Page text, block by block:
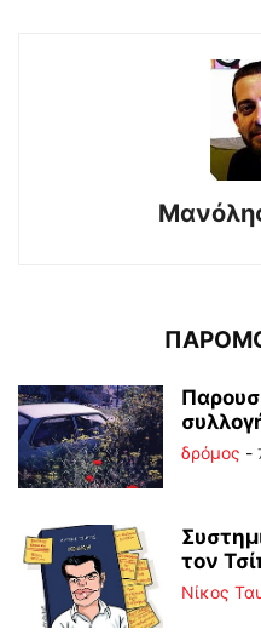
δρόμος -
τον
Νίκος